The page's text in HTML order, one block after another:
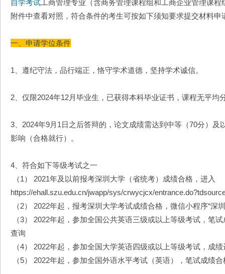
自学考试工商管理专业（含商务管理课程组和工商企业管理课
附件中查看对照，符合条件的考生可按如下须知要求提交材料申
一、申请学位条件
1、遵纪守法，品行端正，恪守学术道德，坚持学术诚信。
2、仅限2024年12月毕业生，已获得本科毕业证书，课程无平均
3、2024年9月1日之后答辩的，论文成绩需达到中等（70分）
影响（合格就行）。
4、符合如下等级考试之一
（1） 2021年及以前报考深圳大学（省统考）成绩合格，进入
https://ehall.szu.edu.cn/jwapp/sys/crwycjcx/
（2） 2022年起，报考深圳大学考试成绩合格，微信小程序“深
（3） 2022年起，参加全国公共英语三级或以上等级考试，笔
查询
（4） 2022年起，参加全国大学英语四级或以上等级考试，成
（5） 2022年起，参加全国外语水平考试（英语），笔试成绩合